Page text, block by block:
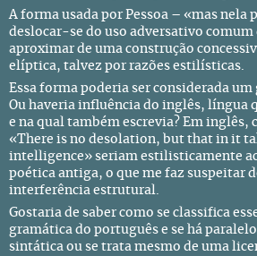
A forma usada por Pessoa – «mas nela
deslocar-se do uso adversativo comum
aproximar de uma construção
elíptica, talvez por razões estilísticas.
Essa forma poderia ser considerada
Ou haveria influência do inglês, língua
e na qual também escrevia? Em inglês,
«There is no desolation, but that in it
intelligence» seriam estilisticamente
poética antiga, o que me faz suspeitar
interferência estrutural.
Gostaria de saber como se classifica
gramática do português e se há
sintática ou se trata mesmo de uma